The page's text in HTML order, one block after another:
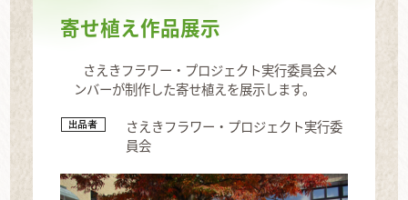
寄せ植え作品展示
さえきフラワー・プロジェクト実行委員会メ
ンバーが制作した寄せ植えを展示します。
さえきフラワー・プロジェクト実行委
員会